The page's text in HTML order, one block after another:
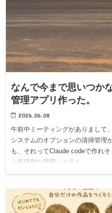
なんで今まで思いつか
管理アプリ作った。
2026.06.08
午前中ミーティングがありまして
システムのオプションの清掃管理
も、それってClaude codeで作れ
ら超便利な管理システム…